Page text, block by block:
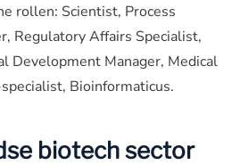
rollen: Scientist, Process
Regulatory Affairs Specialist,
Development Manager, Medical
Bioinformaticus.
biotech sector